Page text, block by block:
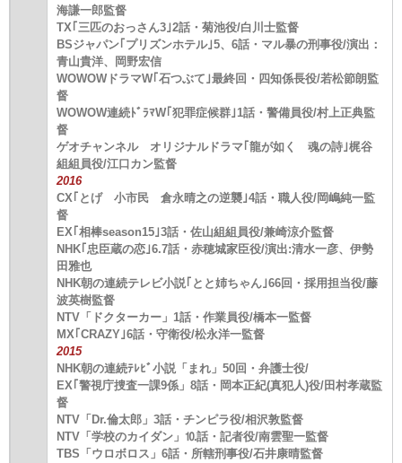
海謙一郎監督
TX｢三匹のおっさん3｣2話・菊池役/白川士監督
BSジャパン｢プリズンホテル｣5、6話・マル暴の刑事役/演出：
青山貴洋、岡野宏信
WOWOWドラマW｢石つぶて｣最終回・四知係長役/若松節朗監
督
WOWOW連続ﾄﾞﾗﾏW｢犯罪症候群｣1話・警備員役/村上正典監
督
ゲオチャンネル オリジナルドラマ｢龍が如く 魂の詩｣梶谷
組組員役/江口カン監督
2016
CX｢とげ 小市民 倉永晴之の逆襲｣4話・職人役/岡嶋純一監
督
EX｢相棒season15｣3話・佐山組組員役/兼崎涼介監督
NHK｢忠臣蔵の恋｣6.7話・赤穂城家臣役/演出:清水一彦、伊勢
田雅也
NHK朝の連続テレビ小説｢とと姉ちゃん｣66回・採用担当役/藤
波英樹監督
NTV「ドクターカー」1話・作業員役/橋本一監督
MX｢CRAZY｣6話・守衛役/松永洋一監督
2015
NHK朝の連続ﾃﾚﾋﾞ小説「まれ」50回・弁護士役/
EX｢警視庁捜査一課9係」8話・岡本正紀(真犯人)役/田村孝蔵監
督
NTV「Dr.倫太郎」3話・チンピラ役/相沢敦監督
NTV「学校のカイダン」⒑話・記者役/南雲聖一監督
TBS「ウロボロス」6話・所轄刑事役/石井康晴監督